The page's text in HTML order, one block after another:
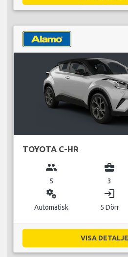
TOYOTA C-HR
group
5
business_center
3
miscellaneous_services
Automatisk
login
5 Dörr
VISA